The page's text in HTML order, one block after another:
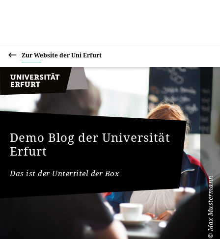
Zur Website der Uni Erfurt
©
Max Mustermann
Demo Blog der Universität
Erfurt
Das ist der Untertitel der Box